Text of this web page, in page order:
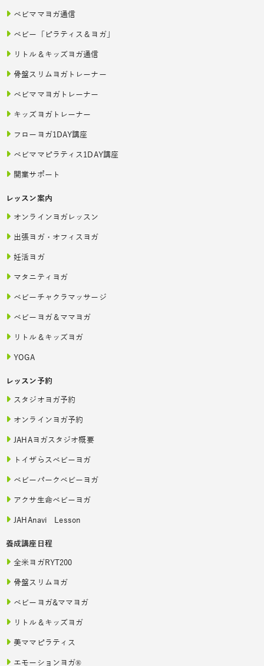
ベビママヨガ通信
ベビー「ピラティス＆ヨガ」
リトル＆キッズヨガ通信
骨盤スリムヨガトレーナー
ベビママヨガトレーナー
キッズヨガトレーナー
フローヨガ1DAY講座
ベビママピラティス1DAY講座
開業サポート
レッスン案内
オンラインヨガレッスン
出張ヨガ・オフィスヨガ
妊活ヨガ
マタニティヨガ
ベビーチャクラマッサージ
ベビーヨガ＆ママヨガ
リトル＆キッズヨガ
YOGA
レッスン予約
スタジオヨガ予約
オンラインヨガ予約
JAHAヨガスタジオ概要
トイザらスベビーヨガ
ベビーパークベビーヨガ
アクサ生命ベビーヨガ
JAHAnavi Lesson
養成講座日程
全米ヨガRYT200
骨盤スリムヨガ
ベビーヨガ&ママヨガ
リトル＆キッズヨガ
美ママピラティス
エモーションヨガ®